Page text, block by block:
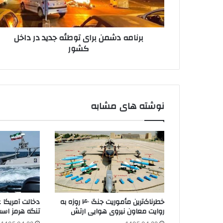
داخل
کشور
برنامه دشمن برای توطئه جدید در داخل
کشور
نوشته های مشابه
خطرناک‌ترین مأموریت جنگ ۴۰ روزه به
روایت معاون نیروی هوایی ارتش
دخالت
تنگه هرمز